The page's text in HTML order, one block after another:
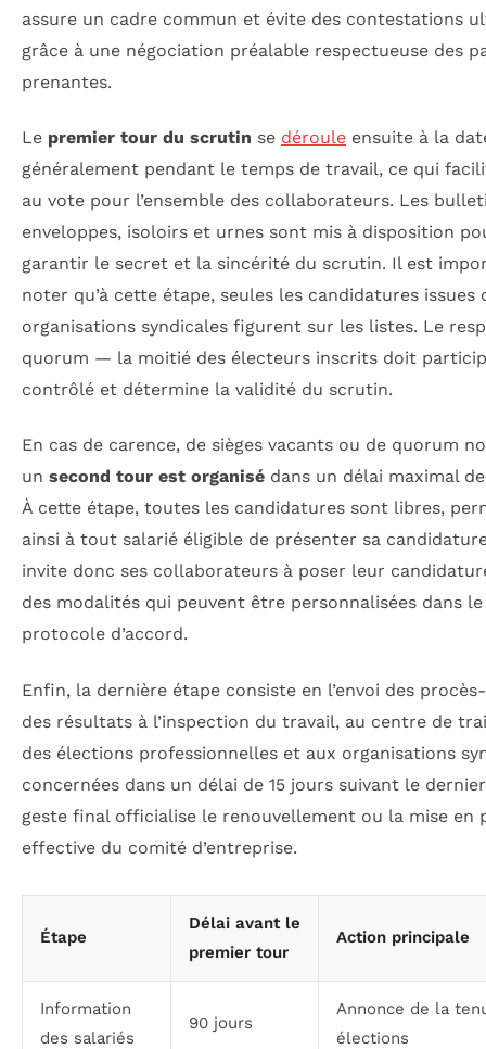
assure un cadre commun et évite des contestations
grâce à une négociation préalable respectueuse des
prenantes.
Le premier tour du scrutin se déroule ensuite à la
généralement pendant le temps de travail, ce qui
au vote pour l’ensemble des collaborateurs. Les
enveloppes, isoloirs et urnes sont mis à disposition
garantir le secret et la sincérité du scrutin. Il est
noter qu’à cette étape, seules les candidatures issues
organisations syndicales figurent sur les listes. Le
quorum — la moitié des électeurs inscrits doit
contrôlé et détermine la validité du scrutin.
En cas de carence, de sièges vacants ou de quorum
un second tour est organisé dans un délai maximal
À cette étape, toutes les candidatures sont libres,
ainsi à tout salarié éligible de présenter sa
invite donc ses collaborateurs à poser leur
des modalités qui peuvent être personnalisées dans le
protocole d’accord.
Enfin, la dernière étape consiste en l’envoi des
des résultats à l’inspection du travail, au centre de
des élections professionnelles et aux organisations
concernées dans un délai de 15 jours suivant le
geste final officialise le renouvellement ou la mise en
effective du comité d’entreprise.
Étape
Délai avant le
premier tour
Action principale
Information
des salariés
90 jours
Annonce de la
élections